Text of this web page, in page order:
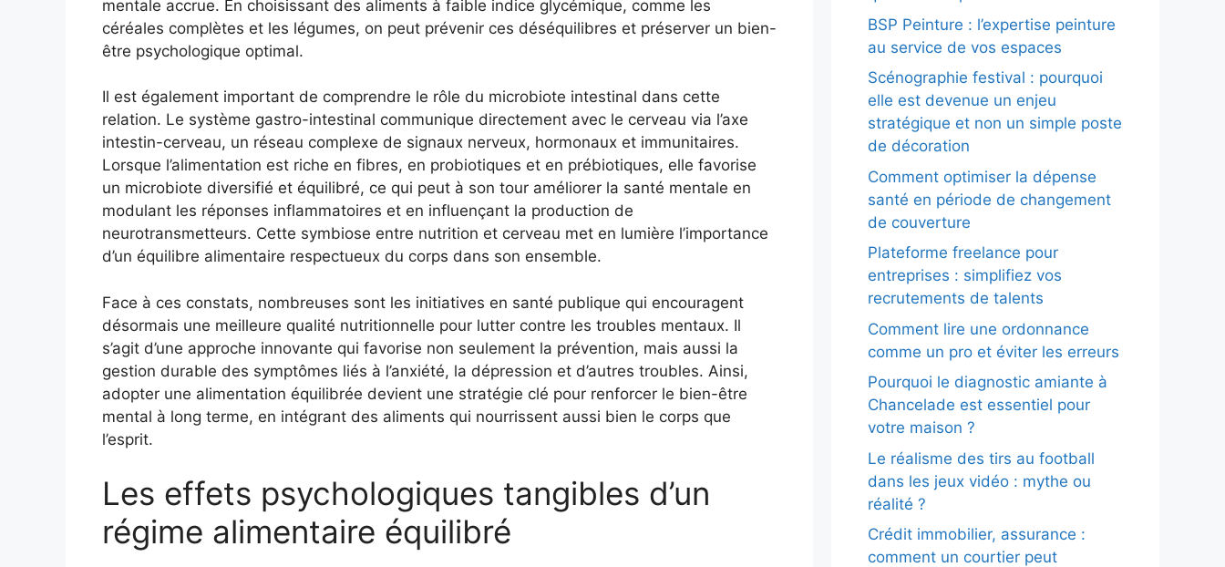
mentale accrue. En choisissant des aliments à faible indice glycémique, comme les
céréales complètes et les légumes, on peut prévenir ces déséquilibres et préserver un bien-
être psychologique optimal.
Il est également important de comprendre le rôle du microbiote intestinal dans cette
relation. Le système gastro-intestinal communique directement avec le cerveau via l’axe
intestin-cerveau, un réseau complexe de signaux nerveux, hormonaux et immunitaires.
Lorsque l’alimentation est riche en fibres, en probiotiques et en prébiotiques, elle favorise
un microbiote diversifié et équilibré, ce qui peut à son tour améliorer la santé mentale en
modulant les réponses inflammatoires et en influençant la production de
neurotransmetteurs. Cette symbiose entre nutrition et cerveau met en lumière l’importance
d’un équilibre alimentaire respectueux du corps dans son ensemble.
Face à ces constats, nombreuses sont les initiatives en santé publique qui encouragent
désormais une meilleure qualité nutritionnelle pour lutter contre les troubles mentaux. Il
s’agit d’une approche innovante qui favorise non seulement la prévention, mais aussi la
gestion durable des symptômes liés à l’anxiété, la dépression et d’autres troubles. Ainsi,
adopter une alimentation équilibrée devient une stratégie clé pour renforcer le bien-être
mental à long terme, en intégrant des aliments qui nourrissent aussi bien le corps que
l’esprit.
Les effets psychologiques tangibles d’un
régime alimentaire équilibré
BSP Peinture : l’expertise peinture
au service de vos espaces
Scénographie festival : pourquoi
elle est devenue un enjeu
stratégique et non un simple poste
de décoration
Comment optimiser la dépense
santé en période de changement
de couverture
Plateforme freelance pour
entreprises : simplifiez vos
recrutements de talents
Comment lire une ordonnance
comme un pro et éviter les erreurs
Pourquoi le diagnostic amiante à
Chancelade est essentiel pour
votre maison ?
Le réalisme des tirs au football
dans les jeux vidéo : mythe ou
réalité ?
Crédit immobilier, assurance :
comment un courtier peut